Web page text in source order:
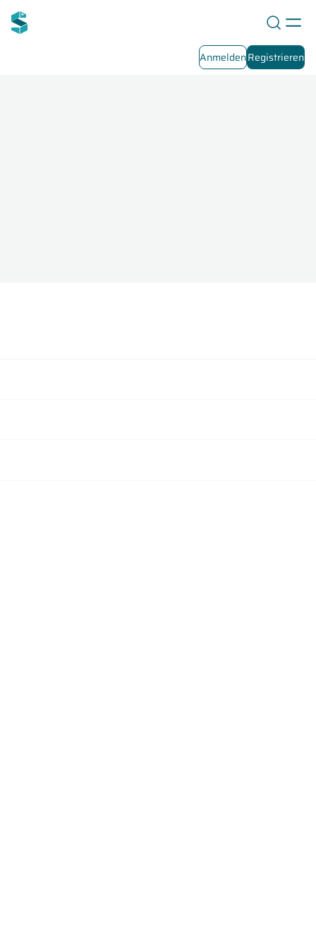
AnmeldenRegistrieren